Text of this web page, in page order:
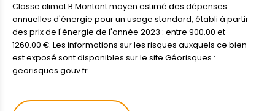
Classe climat B Montant moyen estimé des dépenses
annuelles d'énergie pour un usage standard, établi à partir
des prix de l'énergie de l'année 2023 : entre 900.00 et
1260.00 €. Les informations sur les risques auxquels ce bien
est exposé sont disponibles sur le site Géorisques :
georisques.gouv.fr.